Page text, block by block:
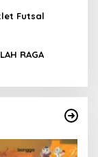
Futsal
RAGA